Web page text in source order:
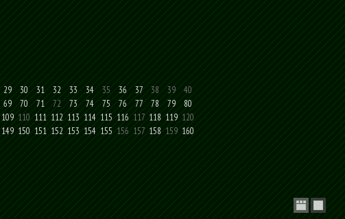
29 30 31 32 33 34 35 36 37 38 39 40
69 70 71 72 73 74 75 76 77 78 79
80
109110111 112 113 114 115 116117118 119120
149 150 151 152 153 154 155156157158159160